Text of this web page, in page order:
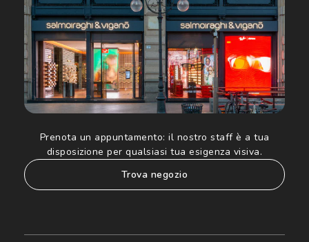
Prenota un appuntamento: il nostro staff è a tua
disposizione per qualsiasi tua esigenza visiva.
trova negozio